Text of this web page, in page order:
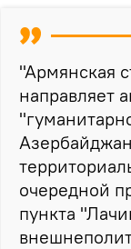
"Армянская
направляет
очередной
пункта